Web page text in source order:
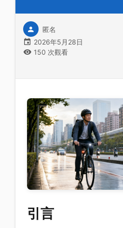
匿名
2026年5月28日
150 次觀看
引言